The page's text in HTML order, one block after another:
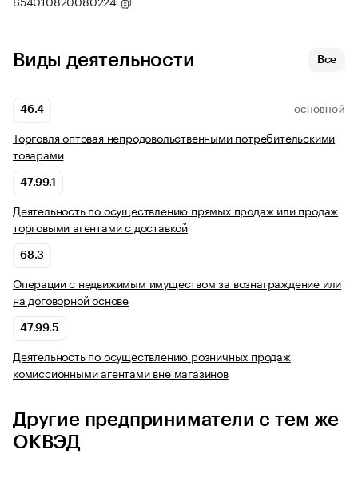
Виды деятельности Все
46.4 ОСНОВНОЙ
Торговля оптовая непродовольственными потребительскими
товарами
47.99.1
Деятельность по осуществлению прямых продаж или продаж
торговыми агентами с доставкой
68.3
Операции с недвижимым имуществом за вознаграждение или
на договорной основе
47.99.5
Деятельность по осуществлению розничных продаж
комиссионными агентами вне магазинов
Другие предприниматели с тем же
ОКВЭД